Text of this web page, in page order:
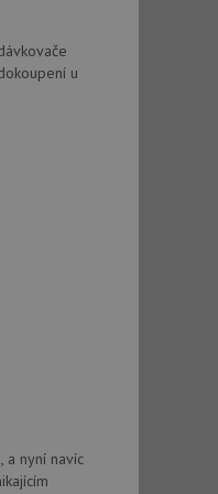
u
a nyní navíc